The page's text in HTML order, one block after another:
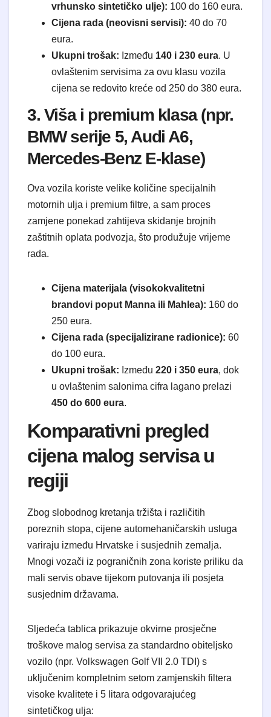
vrhunsko sintetičko ulje): 100 do 160 eura.
Cijena rada (neovisni servisi): 40 do 70
eura.
Ukupni trošak: Između 140 i 230 eura. U
ovlaštenim servisima za ovu klasu vozila
cijena se redovito kreće od 250 do 380 eura.
3. Viša i premium klasa (npr.
BMW serije 5, Audi A6,
Mercedes-Benz E-klase)
Ova vozila koriste velike količine specijalnih
motornih ulja i premium filtre, a sam proces
zamjene ponekad zahtijeva skidanje brojnih
zaštitnih oplata podvozja, što produžuje vrijeme
rada.
Cijena materijala (visokokvalitetni
brandovi poput Manna ili Mahlea): 160 do
250 eura.
Cijena rada (specijalizirane radionice): 60
do 100 eura.
Ukupni trošak: Između 220 i 350 eura, dok
u ovlaštenim salonima cifra lagano prelazi
450 do 600 eura.
Komparativni pregled
cijena malog servisa u
regiji
Zbog slobodnog kretanja tržišta i različitih
poreznih stopa, cijene automehaničarskih usluga
variraju između Hrvatske i susjednih zemalja.
Mnogi vozači iz pograničnih zona koriste priliku da
mali servis obave tijekom putovanja ili posjeta
susjednim državama.
Sljedeća tablica prikazuje okvirne prosječne
troškove malog servisa za standardno obiteljsko
vozilo (npr. Volkswagen Golf VII 2.0 TDI) s
uključenim kompletnim setom zamjenskih filtera
visoke kvalitete i 5 litara odgovarajućeg
sintetičkog ulja: